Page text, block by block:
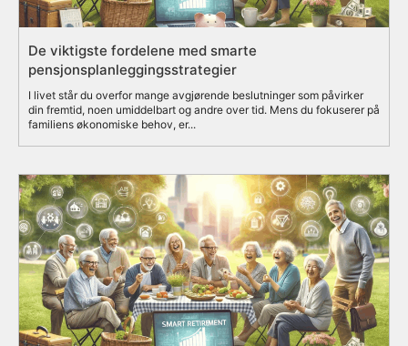
De viktigste fordelene med smarte
pensjonsplanleggingsstrategier
I livet står du overfor mange avgjørende beslutninger som påvirker
din fremtid, noen umiddelbart og andre over tid. Mens du fokuserer på
familiens økonomiske behov, er...